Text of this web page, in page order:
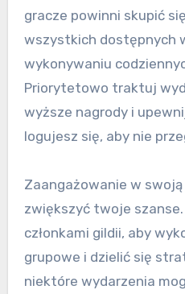
gracze powinni skupić
wszystkich dostępnych
wykonywaniu
Priorytetowo traktuj
wyższe nagrody i
logujesz się, aby nie
Zaangażowanie w
zwiększyć twoje szanse.
członkami gildii, aby
grupowe i dzielić się
niektóre wydarzenia